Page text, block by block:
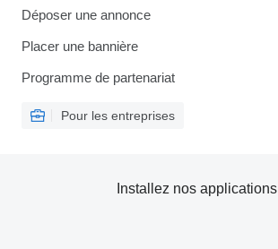
Déposer une annonce
Placer une bannière
Programme de partenariat
Pour les entreprises
Installez nos applications